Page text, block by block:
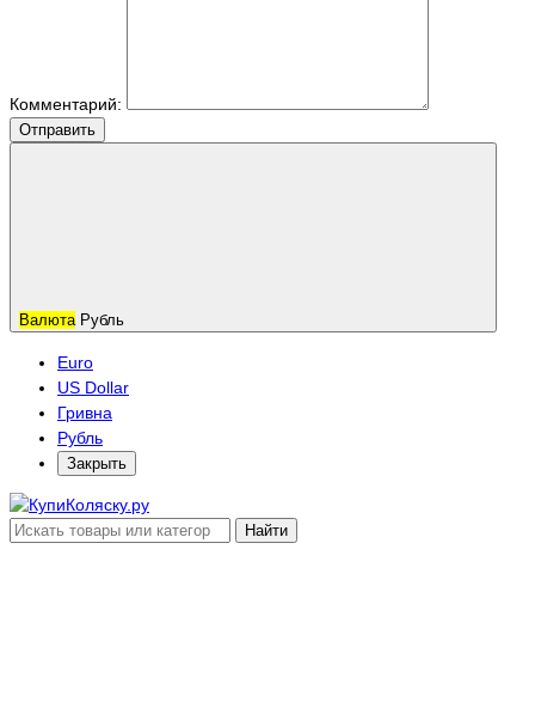
Комментарий:
Отправить
Валюта Рубль
Euro
US Dollar
Гривна
Рубль
Закрыть
Найти